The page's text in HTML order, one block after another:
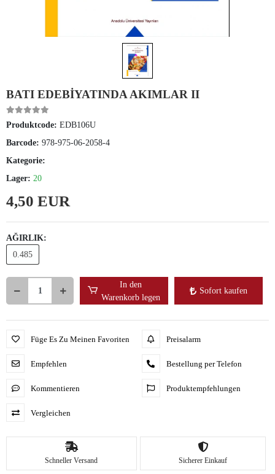
BATI EDEBİYATINDA AKIMLAR II
Produktcode: EDB106U
Barcode: 978-975-06-2058-4
Kategorie:
Lager: 20
4,50 EUR
AĞIRLIK:
0.485
In den
Warenkorb legen
Sofort kaufen
Füge Es Zu Meinen Favoriten
Empfehlen
Kommentieren
Vergleichen
Preisalarm
Bestellung per Telefon
Produktempfehlungen
Schneller Versand Sicherer Einkauf